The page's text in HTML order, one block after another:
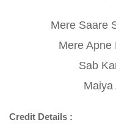
Mere Saare
Mere Apne
Sab
Maiya
Credit Details :